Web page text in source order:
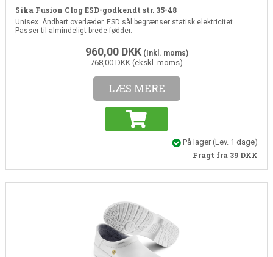
Sika Fusion Clog ESD-godkendt str. 35-48
Unisex. Åndbart overlæder. ESD sål begrænser statisk elektricitet.
Passer til almindeligt brede fødder.
960,00 DKK(Inkl. moms)
768,00 DKK (ekskl. moms)
LÆS MERE
På lager(Lev. 1 dage)
Fragt fra 39 DKK